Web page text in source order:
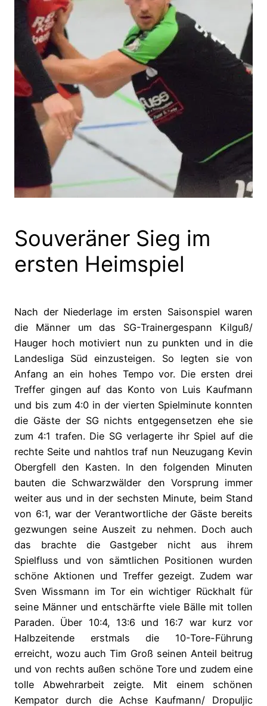
Souveräner Sieg im
ersten Heimspiel
Nach der Niederlage im ersten Saisonspiel waren
die Männer um das SG-Trainergespann Kilguß/
Hauger hoch motiviert nun zu punkten und in die
Landesliga Süd einzusteigen. So legten sie von
Anfang an ein hohes Tempo vor. Die ersten drei
Treffer gingen auf das Konto von Luis Kaufmann
und bis zum 4:0 in der vierten Spielminute konnten
die Gäste der SG nichts entgegensetzen ehe sie
zum 4:1 trafen. Die SG verlagerte ihr Spiel auf die
rechte Seite und nahtlos traf nun Neuzugang Kevin
Obergfell den Kasten. In den folgenden Minuten
bauten die Schwarzwälder den Vorsprung immer
weiter aus und in der sechsten Minute, beim Stand
von 6:1, war der Verantwortliche der Gäste bereits
gezwungen seine Auszeit zu nehmen. Doch auch
das brachte die Gastgeber nicht aus ihrem
Spielfluss und von sämtlichen Positionen wurden
schöne Aktionen und Treffer gezeigt. Zudem war
Sven Wissmann im Tor ein wichtiger Rückhalt für
seine Männer und entschärfte viele Bälle mit tollen
Paraden. Über 10:4, 13:6 und 16:7 war kurz vor
Halbzeitende erstmals die 10-Tore-Führung
erreicht, wozu auch Tim Groß seinen Anteil beitrug
und von rechts außen schöne Tore und zudem eine
tolle Abwehrarbeit zeigte. Mit einem schönen
Kempator durch die Achse Kaufmann/ Dropuljic